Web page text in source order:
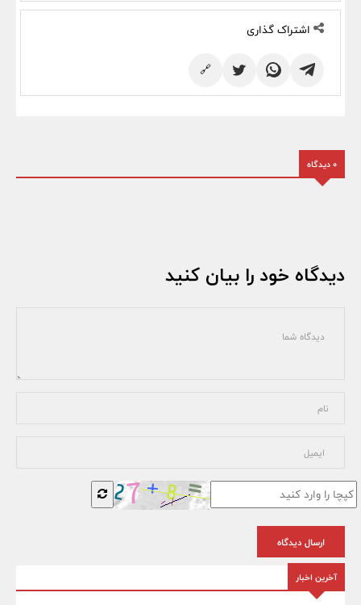
اشتراک گذاری
🔗
0 دیدگاه
دیدگاه خود را بیان کنید
ارسال دیدگاه
آخرین اخبار